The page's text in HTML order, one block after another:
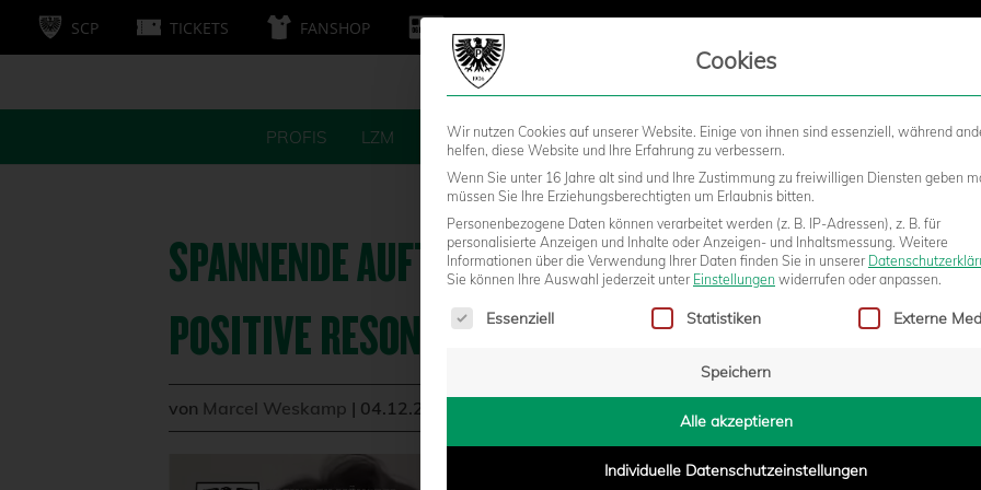
SCP TICKETS FANSHOP
PROFIS LZM FANS STADION BUSINESS KIDS
SPANNENDE AUFTAKTVERANSTALTUNG STÖSST AUF P
OSITIVE RESONANZ
von Marcel Weskamp | 04.12.2020 - 11:10
Cookies
Wir nutzen Cookies auf unserer Website. Einige von ihnen sind essenziell, während
helfen, diese Website und Ihre Erfahrung zu verbessern.
Wenn Sie unter 16 Jahre alt sind und Ihre Zustimmung zu freiwilligen Diensten geben
müssen Sie Ihre Erziehungsberechtigten um Erlaubnis bitten.
Personenbezogene Daten können verarbeitet werden (z. B. IP-Adressen), z. B. für
personalisierte Anzeigen und Inhalte oder Anzeigen- und Inhaltsmessung. Weitere
Informationen über die Verwendung Ihrer Daten finden Sie in unserer
Sie können Ihre Auswahl jederzeit unter Einstellungen widerrufen oder anpassen.
Es folgt eine Liste der Service-Gruppen, für die eine Einwilligung erteilt
Essenziell Statistiken Externe
Speichern
Alle akzeptieren
Individuelle Datenschutzeinstellungen